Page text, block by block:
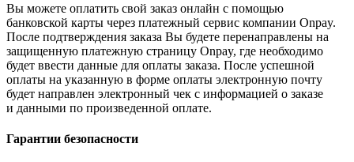
Вы можете оплатить свой заказ онлайн с помощью
банковской карты через платежный сервис компании Onpay.
После подтверждения заказа Вы будете перенаправлены на
защищенную платежную страницу Onpay, где необходимо
будет ввести данные для оплаты заказа. После успешной
оплаты на указанную в форме оплаты электронную почту
будет направлен электронный чек с информацией о заказе
и данными по произведенной оплате.
Гарантии безопасности